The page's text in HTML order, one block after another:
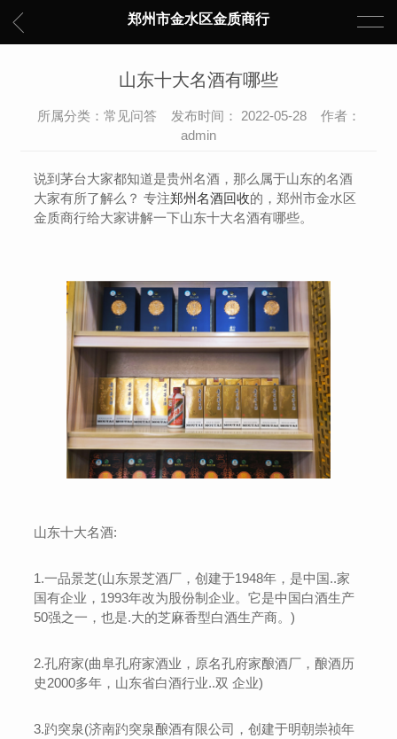
郑州市金水区金质商行
山东十大名酒有哪些
所属分类：常见问答 发布时间： 2022-05-28 作者：
admin
说到茅台大家都知道是贵州名酒，那么属于山东的名酒
大家有所了解么？ 专注郑州名酒回收的，郑州市金水区
金质商行给大家讲解一下山东十大名酒有哪些。
山东十大名酒:
1.一品景芝(山东景芝酒厂，创建于1948年，是中国..家
国有企业，1993年改为股份制企业。它是中国白酒生产
50强之一，也是.大的芝麻香型白酒生产商。)
2.孔府家(曲阜孔府家酒业，原名孔府家酿酒厂，酿酒历
史2000多年，山东省白酒行业..双 企业)
3.趵突泉(济南趵突泉酿酒有限公司，创建于明朝崇祯年